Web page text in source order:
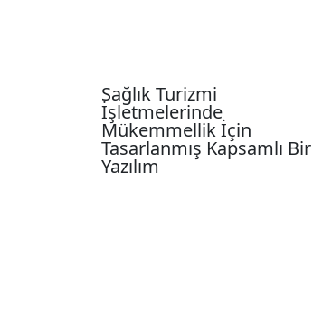
Sağlık Turizmi
İşletmelerinde
Mükemmellik İçin
Tasarlanmış Kapsamlı Bir
Yazılım